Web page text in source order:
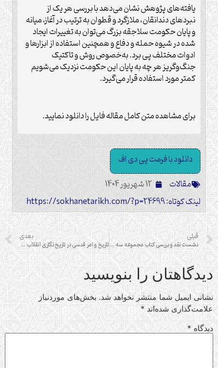
یافته‌های پژوهش نشان می‌دهد با بررسی هر یک از
نبردهای دندانقان، ملازگرد و قطوان به ترتیب در آغاز، میانه
و پایان حکومت سلاجقه بزرگ می‌توان به تغییرات ایجاد
شده در شیوه حمله و دفاع و همچنین استفاده از ابزارها و
ادوات مختلف پی برد. به‌خصوص روش و تاکتیک
جنگ‌وگریز هر چه به پایان این حکومت نزدیک می‌شویم
کمتر مورد استفاده قرار می‌گیرد.
برای مشاهده متن کامل مقاله فایل را دانلود نمایید.
دانلود با فرمت پی دی اف
مقالات
12 شهریور 1404
لینک کوتاه: https://sokhanetarikh.com/?p=24699
قبلی
نشست نقد و بررسی کتاب مجموعه سه جلدی «انقلاب فرانسه»
بعدی
تاریخ و امر قدسی در تاریخ‌نگاری انقلاب اسلامی
دیدگاهتان را بنویسید
نشانی ایمیل شما منتشر نخواهد شد. بخش‌های موردنیاز
علامت‌گذاری شده‌اند*
دیدگاه*